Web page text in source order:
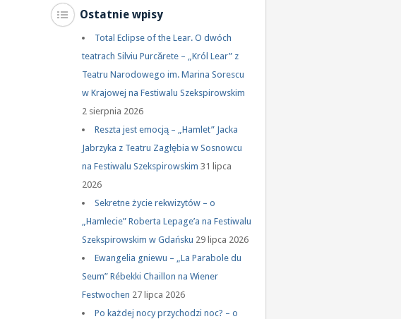
Ostatnie wpisy
Total Eclipse of the Lear. O dwóch
teatrach Silviu Purcărete – „Król Lear” z
Teatru Narodowego im. Marina Sorescu
w Krajowej na Festiwalu Szekspirowskim
2 sierpnia 2026
Reszta jest emocją – „Hamlet” Jacka
Jabrzyka z Teatru Zagłębia w Sosnowcu
na Festiwalu Szekspirowskim 31 lipca
2026
Sekretne życie rekwizytów – o
„Hamlecie” Roberta Lepage’a na Festiwalu
Szekspirowskim w Gdańsku 29 lipca 2026
Ewangelia gniewu – „La Parabole du
Seum” Rébekki Chaillon na Wiener
Festwochen 27 lipca 2026
Po każdej nocy przychodzi noc? – o